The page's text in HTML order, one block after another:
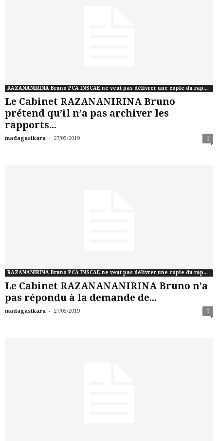
RAZANANIRINA Bruno PCA INSCAE ne veut pas délivrer une copie du rapport de commissaire aux comptes de CONNCTIC
Le Cabinet RAZANANIRINA Bruno
prétend qu’il n’a pas archiver les
rapports...
madagasikara - 27/05/2019 0
RAZANANIRINA Bruno PCA INSCAE ne veut pas délivrer une copie du rapport de commissaire aux comptes de CONNCTIC
Le Cabinet RAZANANANIRINA Bruno n’a
pas répondu à la demande de...
madagasikara - 27/05/2019 0